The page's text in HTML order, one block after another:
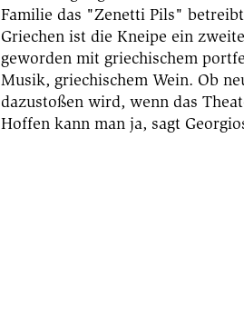
Familie das "Zenetti Pils"
Griechen ist die Kneipe ein
geworden mit griechischem
Musik, griechischem Wein. Ob
dazustoßen wird, wenn das
Hoffen kann man ja, sagt